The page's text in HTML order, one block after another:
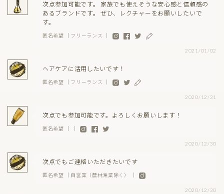
次点参加可能です。 家族でも使えそうな安心感と信頼感の
あるブランドです。 ぜひ、レクチャーをお願いしたいで
す。
匿名希望 ｜フリーランス ｜
2021/01/02
ヘアケアに活用したいです！
匿名希望 ｜フリーランス ｜
2020/12/31
次点でも参加可能です。よろしくお願いします！
匿名希望 ｜ ｜
2020/12/30
次点でもご連絡いただきたいです
匿名希望 ｜自営業（農林漁業除く） ｜
2020/12/30